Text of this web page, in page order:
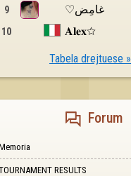
Tabela drejtuese »
Forum
RESULTS